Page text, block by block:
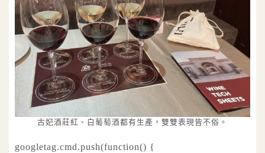
古妃酒莊紅、白葡萄酒都有生產，雙雙表現皆不俗。
googletag.cmd.push(function() {